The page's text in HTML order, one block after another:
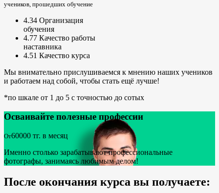
учеников, прошедших обучение
4.34 Организация
обучения
4.77 Качество работы
наставника
4.51 Качество курса
Мы внимательно прислушиваемся к мнению наших учеников
и работаем над собой, чтобы стать ещё лучше!
*по шкале от 1 до 5 с точностью до сотых
Осваивайте полезные профессии
От60000 тг. в месяц
Именно столько зарабатывают профессиональные
фотографы, занимаясь любимым делом!
После окончания курса вы получаете: